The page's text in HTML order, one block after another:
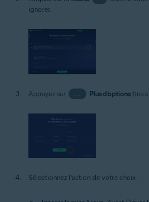
ignorer.
Appuyez sur ... Plus d’options(trois
Sélectionnez l’action de votre choix :